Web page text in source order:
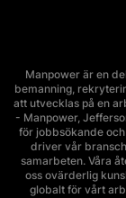
Manpower är en
bemanning,
att utvecklas på en
- Manpower,
för jobbsökande
driver vår
samarbeten. Våra
oss ovärderlig
globalt för vårt